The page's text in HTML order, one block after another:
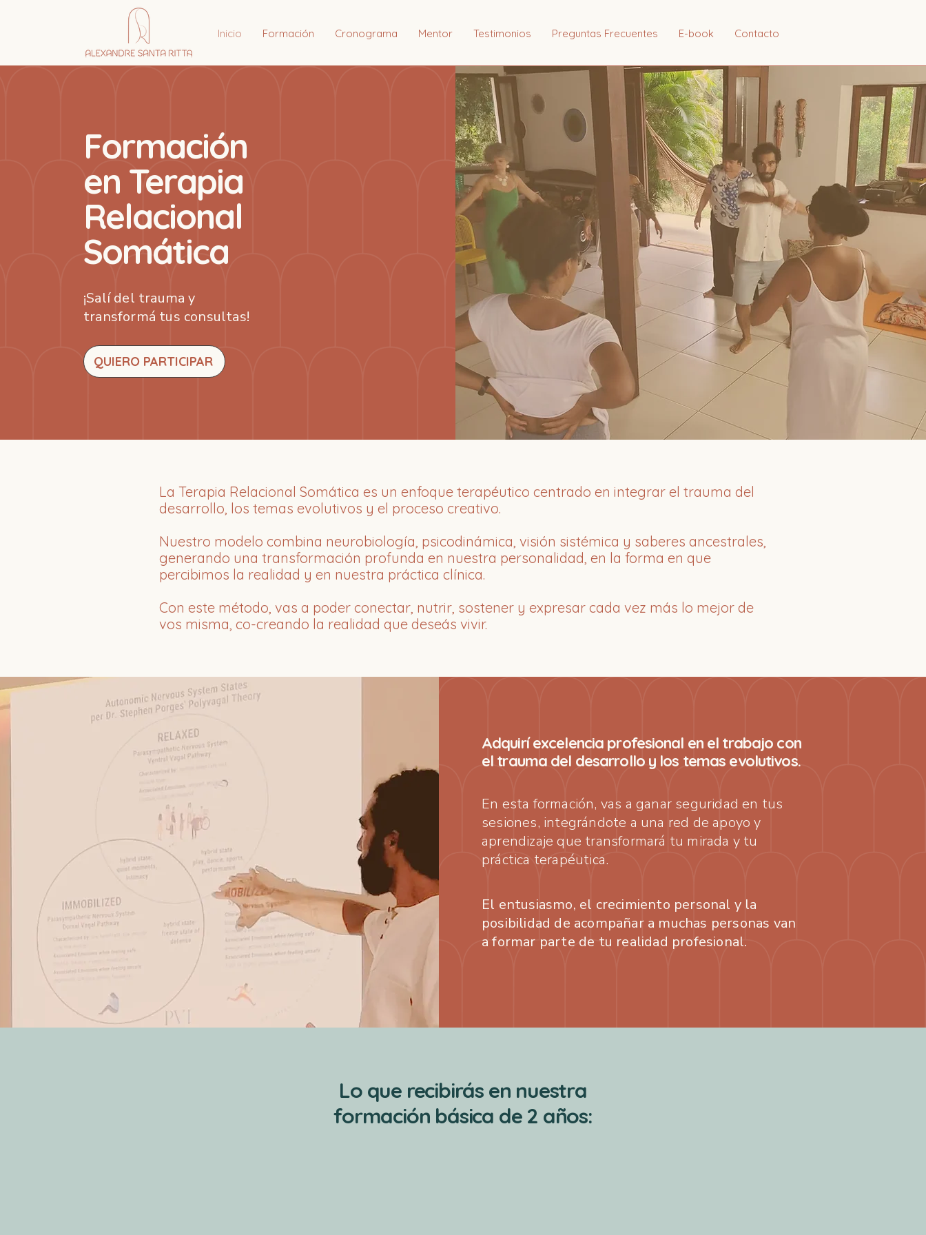
Inicio Formación Cronograma Mentor Testimonios Preguntas Frecuentes E-book Contacto
Formación
en Terapia
Relacional
Somática
¡Salí del trauma y
transformá tus consultas!
QUIERO PARTICIPAR
La Terapia Relacional Somática es un enfoque terapéutico centrado en integrar el trauma del
desarrollo, los temas evolutivos y el proceso creativo.
Nuestro modelo combina neurobiología, psicodinámica, visión sistémica y saberes ancestrales,
generando una transformación profunda en nuestra personalidad, en la forma en que
percibimos la realidad y en nuestra práctica clínica.
Con este método, vas a poder conectar, nutrir, sostener y expresar cada vez más lo mejor de
vos misma, co-creando la realidad que deseás vivir.
Adquirí excelencia profesional en el trabajo con
el trauma del desarrollo y los temas evolutivos.
En esta formación, vas a ganar seguridad en tus
sesiones, integrándote a una red de apoyo y
aprendizaje que transformará tu mirada y tu
práctica terapéutica.
El entusiasmo, el crecimiento personal y la
posibilidad de acompañar a muchas personas van
a formar parte de tu realidad profesional.
Lo que recibirás en nuestra
formación básica de 2 años: